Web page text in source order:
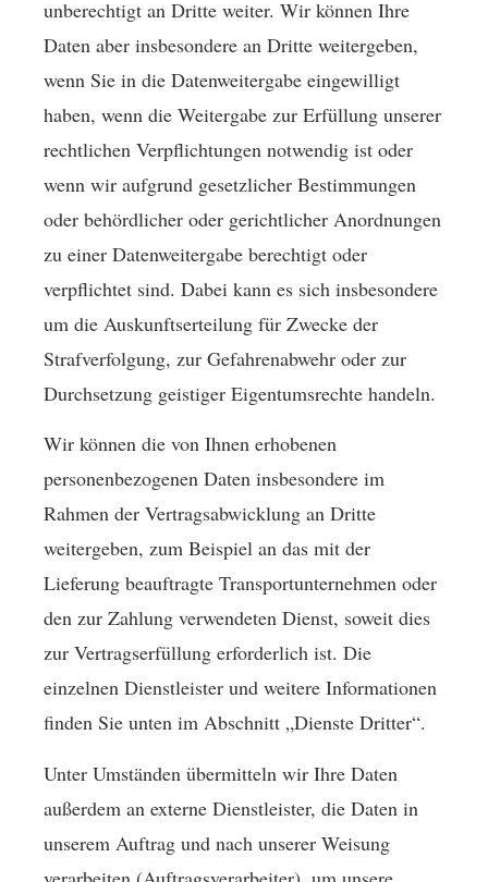
unberechtigt an Dritte weiter. Wir können Ihre
Daten aber insbesondere an Dritte weitergeben,
wenn Sie in die Datenweitergabe eingewilligt
haben, wenn die Weitergabe zur Erfüllung unserer
rechtlichen Verpflichtungen notwendig ist oder
wenn wir aufgrund gesetzlicher Bestimmungen
oder behördlicher oder gerichtlicher Anordnungen
zu einer Datenweitergabe berechtigt oder
verpflichtet sind. Dabei kann es sich insbesondere
um die Auskunftserteilung für Zwecke der
Strafverfolgung, zur Gefahrenabwehr oder zur
Durchsetzung geistiger Eigentumsrechte handeln.
Wir können die von Ihnen erhobenen
personenbezogenen Daten insbesondere im
Rahmen der Vertragsabwicklung an Dritte
weitergeben, zum Beispiel an das mit der
Lieferung beauftragte Transportunternehmen oder
den zur Zahlung verwendeten Dienst, soweit dies
zur Vertragserfüllung erforderlich ist. Die
einzelnen Dienstleister und weitere Informationen
finden Sie unten im Abschnitt „Dienste Dritter“.
Unter Umständen übermitteln wir Ihre Daten
außerdem an externe Dienstleister, die Daten in
unserem Auftrag und nach unserer Weisung